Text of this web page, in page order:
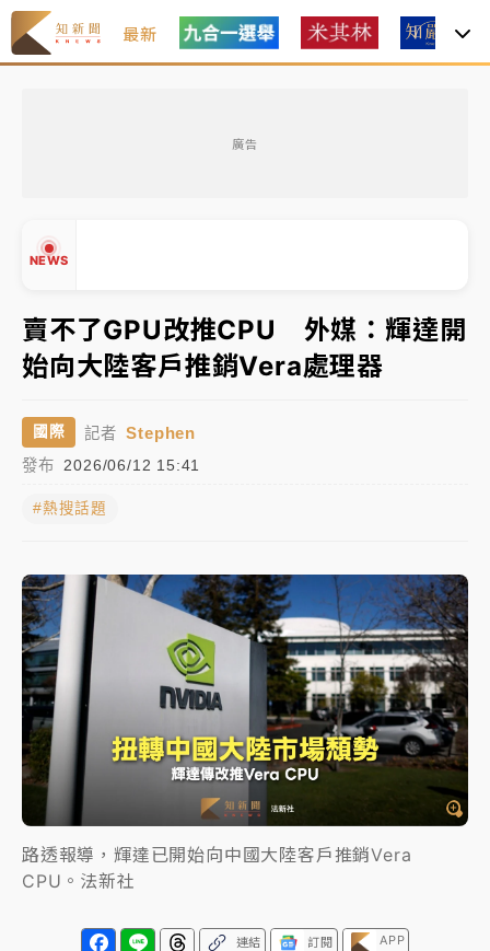
最新
廣告
NEWS
中信慈善基金會想增加董事人數！辜仲諒向法院聲請遭
駁 理由曝光
故宮《龍藏經》特展第2檔！今線上預約開賣一度塞車
周六起展出延長至晚上7時
台東農業處長涉圖利渡假村！東檢抗告成功 今重開羈
父親節泡湯了！中颱白海豚雨彈轟3天 「紅到發紫」降
雨熱區曝
暑假過三周才推「E宿新北打卡趣」！抽獎程序複雜 觀
旅局回應了
中信慈善基金會想增加董事人數！辜仲諒向法院聲請遭
駁 理由曝光
故宮《龍藏經》特展第2檔！今線上預約開賣一度塞車
周六起展出延長至晚上7時
台東農業處長涉圖利渡假村！東檢抗告成功 今重開羈
押庭
父親節泡湯了！中颱白海豚雨彈轟3天 「紅到發紫」降
▲
賣不了GPU改推CPU 外媒：輝達開
始向大陸客戶推銷Vera處理器
國際 記者 Stephen
發布 2026/06/12 15:41
#熱搜話題
路透報導，輝達已開始向中國大陸客戶推銷Vera
CPU。法新社
連結 訂閱 APP